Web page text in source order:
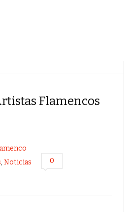
Flamencos
, Noticias 0